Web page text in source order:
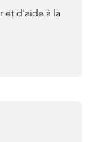
et d'aide à la